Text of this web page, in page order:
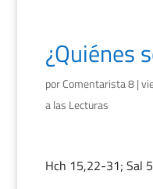
¿Quiénes
porComentarista 8|
a las Lecturas
Hch 15,22-31; Sal